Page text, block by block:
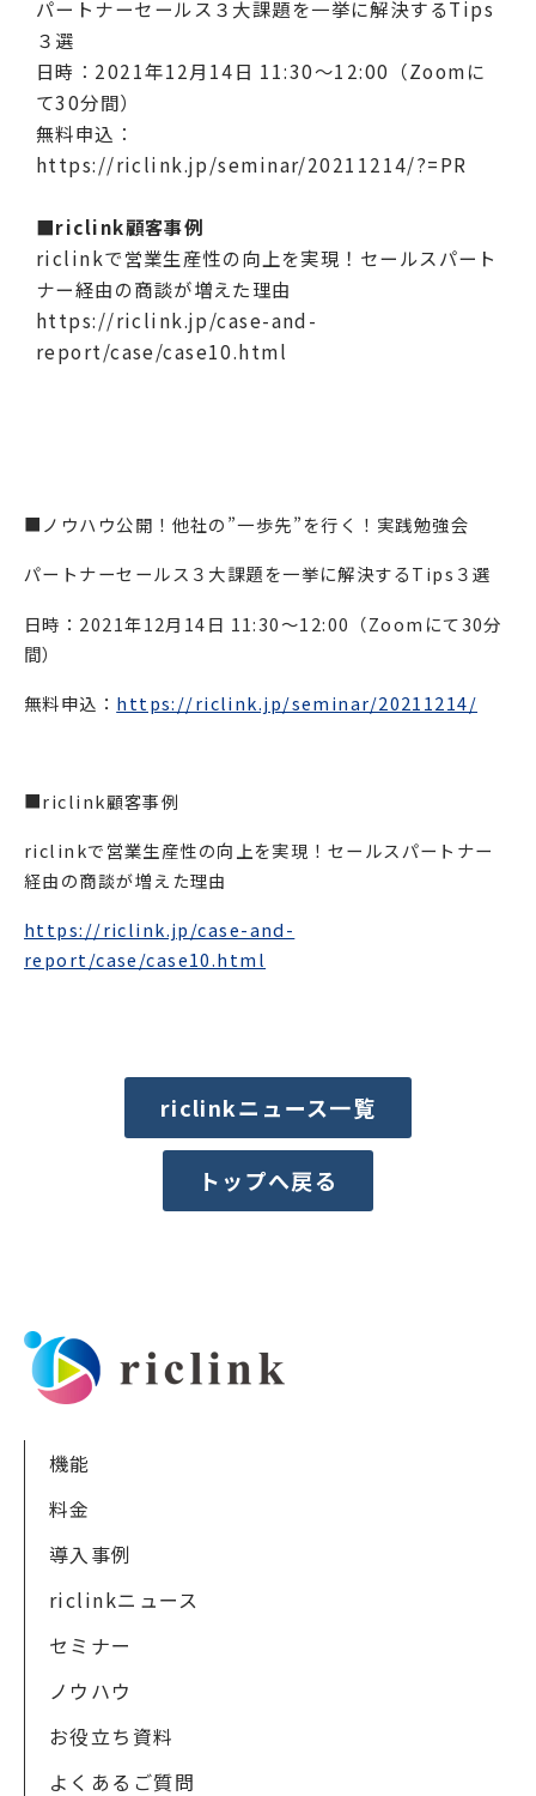
パートナーセールス３大課題を一挙に解決するTips
３選
日時：2021年12月14日 11:30〜12:00（Zoomに
て30分間）
無料申込：
https://riclink.jp/seminar/20211214/?=PR
■riclink顧客事例
riclinkで営業生産性の向上を実現！セールスパート
ナー経由の商談が増えた理由
https://riclink.jp/case-and-
report/case/case10.html
■ノウハウ公開！他社の”一歩先”を行く！実践勉強会
パートナーセールス３大課題を一挙に解決するTips３選
日時：2021年12月14日 11:30〜12:00（Zoomにて30分
間）
無料申込： https://riclink.jp/seminar/20211214/
■riclink顧客事例
riclinkで営業生産性の向上を実現！セールスパートナー
経由の商談が増えた理由
https://riclink.jp/case-and-
report/case/case10.html
riclinkニュース一覧
トップへ戻る
機能
料金
導入事例
riclinkニュース
セミナー
ノウハウ
お役立ち資料
よくあるご質問